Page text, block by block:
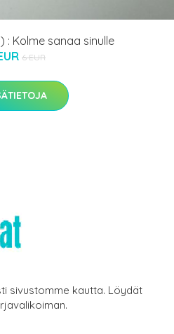
: Kolme sanaa sinulle
6 EUR
sivustomme kautta. Löydät